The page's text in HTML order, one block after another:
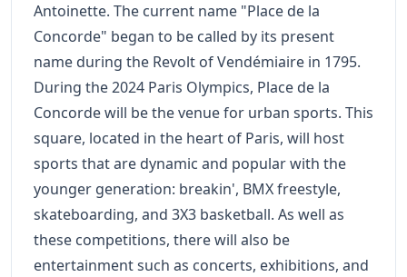
Antoinette. The current name "Place de la
Concorde" began to be called by its present
name during the Revolt of Vendémiaire in 1795.
During the 2024 Paris Olympics, Place de la
Concorde will be the venue for urban sports. This
square, located in the heart of Paris, will host
sports that are dynamic and popular with the
younger generation: breakin', BMX freestyle,
skateboarding, and 3X3 basketball. As well as
these competitions, there will also be
entertainment such as concerts, exhibitions, and